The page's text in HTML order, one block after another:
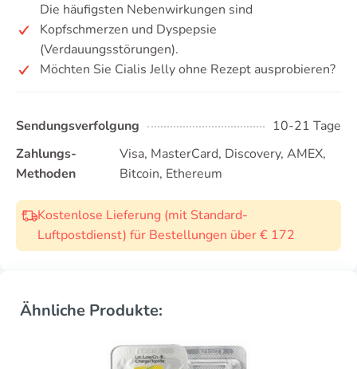
Die häufigsten Nebenwirkungen sind
Kopfschmerzen und Dyspepsie
(Verdauungsstörungen).
Möchten Sie Cialis Jelly ohne Rezept ausprobieren?
Sendungsverfolgung
10-21 Tage
Zahlungs-
Methoden
Visa, MasterCard, Discovery, AMEX,
Bitcoin, Ethereum
Kostenlose Lieferung (mit Standard-
Luftpostdienst) für Bestellungen über € 172
Ähnliche Produkte: